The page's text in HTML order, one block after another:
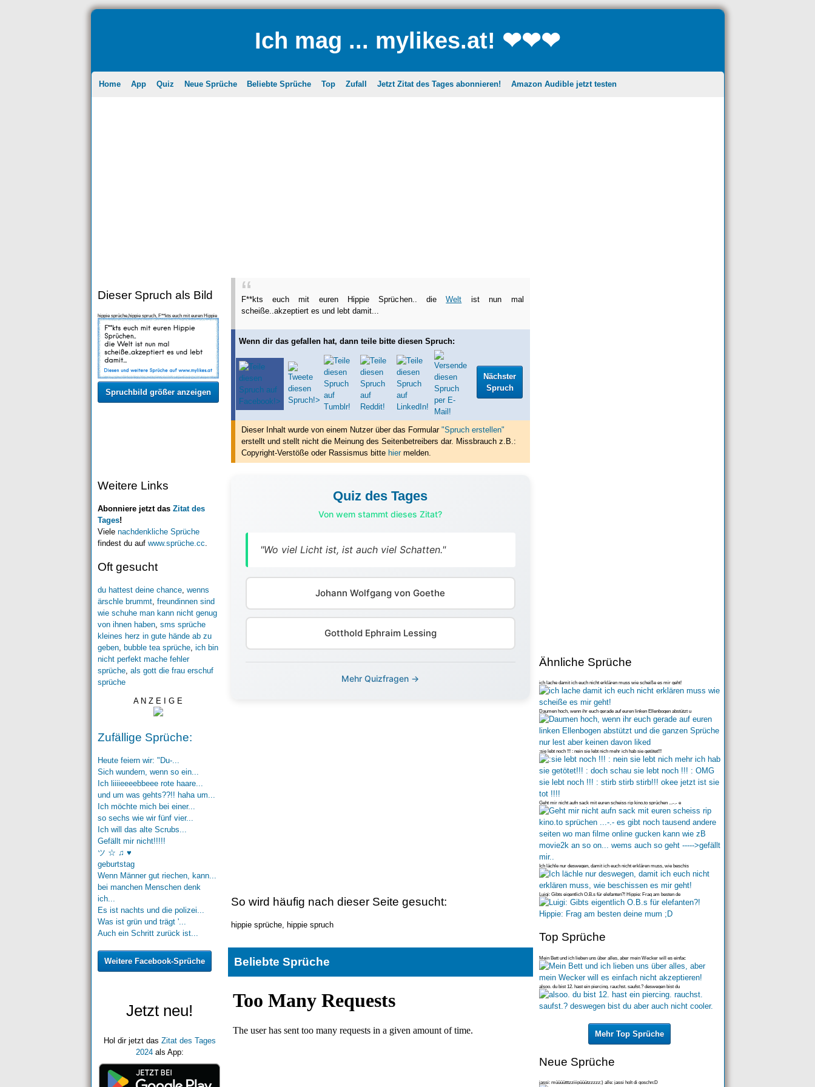
Ich mag ... mylikes.at! ❤❤❤
Home App Quiz Neue Sprüche Beliebte Sprüche Top Zufall Jetzt Zitat des Tages abonnieren! Amazon Audible jetzt testen
Dieser Spruch als Bild
hippie sprüche,hippie spruch, F**kts euch mit euren Hippie
Sprüchen.. die Welt ist nun mal scheiße.
Spruchbild größer anzeigen
Weitere Links
Abonniere jetzt das Zitat des
Tages!
Viele nachdenkliche Sprüche
findest du auf www.sprüche.cc.
Oft gesucht
du hattest deine chance, wenns
ärschle brummt, freundinnen sind
wie schuhe man kann nicht genug
von ihnen haben, sms sprüche
kleines herz in gute hände ab zu
geben, bubble tea sprüche, ich bin
nicht perfekt mache fehler
sprüche, als gott die frau erschuf
sprüche
A N Z E I G E
Zufällige Sprüche:
Heute feiern wir: "Du-...
Sich wundern, wenn so ein...
Ich liiiieeeebbeee rote haare...
und um was gehts??!! haha um...
Ich möchte mich bei einer...
so sechs wie wir fünf vier...
Ich will das alte Scrubs...
Gefällt mir nicht!!!!!
ツ ☆ ♫ ♥
geburtstag
Wenn Männer gut riechen, kann...
bei manchen Menschen denk
ich...
Es ist nachts und die polizei...
Was ist grün und trägt '...
Auch ein Schritt zurück ist...
Weitere Facebook-Sprüche
Jetzt neu!
Hol dir jetzt das Zitat des Tages
2024als App:
F**kts euch mit euren Hippie Sprüchen.. dieWelt ist nun mal
scheiße..akzeptiert es und lebt damit...
Wenn dir das gefallen hat, dann teile bitte diesen Spruch:
Nächster
Spruch
Dieser Inhalt wurde von einem Nutzer über das Formular "Spruch erstellen"
erstelltund stellt nicht die Meinung des Seitenbetreibers dar. Missbrauch z.B.:
Copyright-Verstöße oder Rassismus bitte hiermelden.
Quiz des Tages
Von wem stammt dieses Zitat?
"Wo viel Licht ist, ist auch viel Schatten."
Johann Wolfgang von Goethe
Gotthold Ephraim Lessing
Mehr Quizfragen →
So wird häufig nach dieser Seite gesucht:
hippie sprüche, hippie spruch
Beliebte Sprüche
Ähnliche Sprüche
ich lache damit ich euch nicht erklären muss wie scheiße es mir geht!
Daumen hoch, wenn ihr euch gerade auf euren linken Ellenbogen abstützt u
:sie lebt noch !!! : nein sie lebt nich mehr ich hab sie getötet!!!
Geht mir nicht aufn sack mit euren scheiss rip kino.to sprüchen ...-.- e
Ich lächle nur deswegen, damit ich euch nicht erklären muss, wie beschis
Luigi: Gibts eigentlich O.B.s für elefanten?! Hippie: Frag am besten de
Top Sprüche
Mein Bett und ich lieben uns über alles, aber mein Wecker will es einfac
alsoo. du bist 12. hast ein piercing. rauchst. saufst.? deswegen bist du
Mehr Top Sprüche
Neue Sprüche
jassi: müüüütttzziiipüüützzzzz;) alle: jassi holt di goschn:D